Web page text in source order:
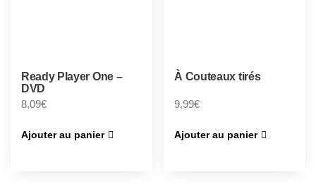
Ready Player One –
DVD
8,09€
Ajouter au panier
À Couteaux tirés
9,99€
Ajouter au panier